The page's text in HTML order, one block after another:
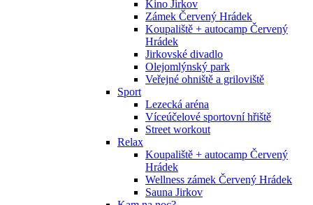
Kino Jirkov
Zámek Červený Hrádek
Koupaliště + autocamp Červený
Hrádek
Jirkovské divadlo
Olejomlýnský park
Veřejné ohniště a griloviště
Sport
Lezecká aréna
Víceúčelové sportovní hřiště
Street workout
Relax
Koupaliště + autocamp Červený
Hrádek
Wellness zámek Červený Hrádek
Sauna Jirkov